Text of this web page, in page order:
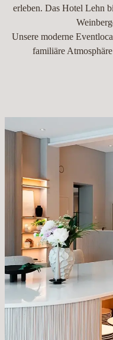
erleben. Das Hotel Lehn
Unsere moderne
familiäre